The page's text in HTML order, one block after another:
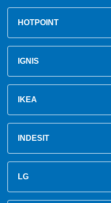
HOTPOINT
IGNIS
IKEA
INDESIT
LG